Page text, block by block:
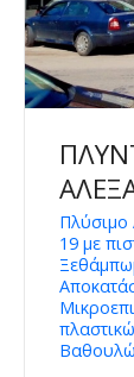
Πλύσιμο
19 με